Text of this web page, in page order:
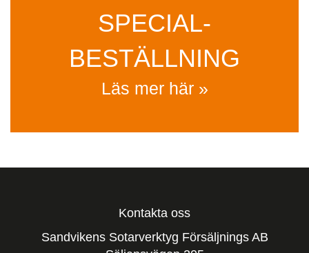
SPECIAL­
BESTÄLLNING
Läs mer här »
Kontakta oss
Sandvikens Sotarverktyg Försäljnings AB